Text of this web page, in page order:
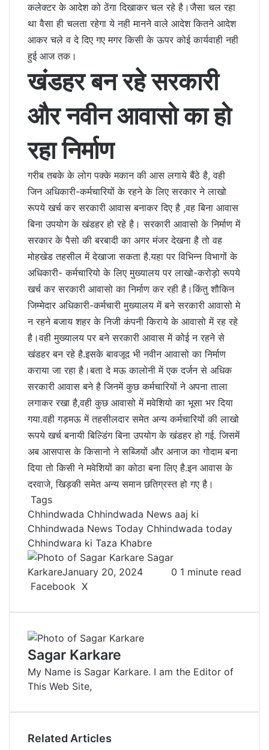
कलेक्टर के आदेश को ठेंगा दिखाकर चल रहे है।जैसा चल रहा
था वैसा ही चलता रहेगा ये नही मानने वाले आदेश कितने आदेश
आकर चले व दे दिए गए मगर किसी के ऊपर कोई कार्यवाही नही
हुई आज तक।
खंडहर बन रहे सरकारी
और नवीन आवासो का हो
रहा निर्माण
गरीब तबके के लोग पक्के मकान की आस लगाये बैंठे है, वही
जिन अधिकारी-कर्मचारियों के रहने के लिए सरकार ने लाखो
रूपये खर्च कर सरकारी आवास बनाकर दिए है ,वह बिना आवास
बिना उपयोग के खंडहर हो रहे है। सरकारी आवासो के निर्माण में
सरकार के पैसो की बरबादी का अगर मंजर देखना है तो वह
मोहखेड तहसील में देखाजा सकता है.यहा पर विभिन्न विभागों के
अधिकारी- कर्मचारियो के लिए मुख्यालय पर लाखो-करोड़ो रूपये
खर्च कर सरकारी आवासो का निर्माण कर रही है।किंतु शौकिन
जिम्मेदार अधिकारी-कर्मचारी मुख्यालय में बने सरकारी आवासो मे
न रहने बजाय शहर के निजी कंपनी किराये के आवासो में रह रहे
है।वही मुख्यालय पर बने सरकारी आवास में कोई न रहने से
खंडहर बन रहे है.इसके बावजूद भी नवीन आवासो का निर्माण
कराया जा रहा है।बता दे मऊ कालोनी में एक दर्जन से अधिक
सरकारी आवास बने है जिनमें कुछ कर्मचारियों ने अपना ताला
लगाकर रखा है,वही कुछ आवासो में मवेशियो का भूसा भर दिया
गया.वही गड़मऊ में तहसीलदार समेत अन्य कर्मचारियों की लाखो
रूपये खर्च बनायी बिल्डिंग बिना उपयोग के खंडहर हो गई. जिसमें
अब आसपास के किसानो ने सब्जियों और अनाज का गोदाम बना
दिया तो किसी ने मवेशियों का कोठा बना लिए है.इन आवास के
दरवाजे, खिड़की समेत अन्य समान छतिग्रस्त हो गए है।
Tags
Chhindwada Chhindwada News aaj ki
Chhindwada News Today Chhindwada today
Chhindwara ki Taza Khabre
Sagar
KarkareJanuary 20, 2024 0 1 minute read
Facebook X
n
e
d
I
m
l
r
n
e
r
e
d
i
t
o
a
k
a
e
v
i
m
i
i
t
Sagar Karkare
My Name is Sagar Karkare. I am the Editor of
This Web Site,
Related Articles